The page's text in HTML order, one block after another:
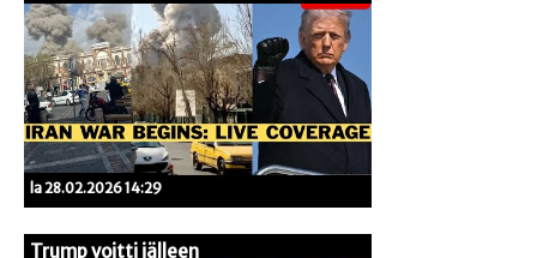
la 28.02.2026 14:29
Trump voitti jälleen